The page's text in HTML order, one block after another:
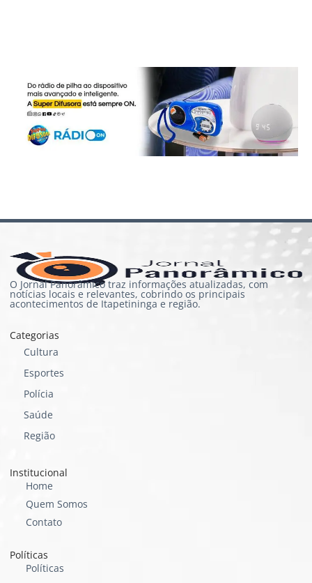
O Jornal Panorâmico traz informações atualizadas, com
notícias locais e relevantes, cobrindo os principais
acontecimentos de Itapetininga e região.
Categorias
Cultura
Esportes
Polícia
Saúde
Região
Institucional
Home
Quem Somos
Contato
Políticas
Políticas